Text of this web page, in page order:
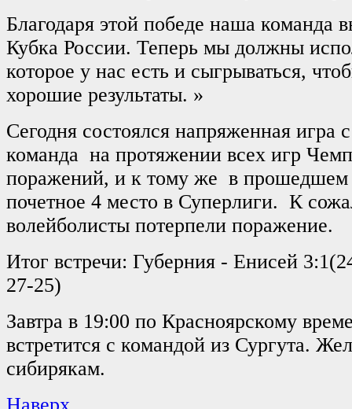
Благодаря этой победе наша команда
Кубка России. Теперь мы должны
которое у нас есть и сыгрываться,
хорошие результаты. »
Сегодня состоялся напряженная игра
команда на протяжении всех игр
поражений, и к тому же в прошедшем
почетное 4 место в Суперлиги. К
волейболисты потерпели поражение.
Итог встречи: Губерния - Енисей
27-25)
Завтра в 19:00 по Красноярскому
встретится с командой из Сургута.
сибирякам.